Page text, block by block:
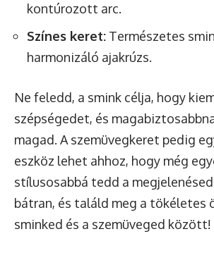
kontúrozott arc.
Színes keret: Természetes
harmonizáló ajakrúzs.
Ne feledd, a smink célja, hogy
szépségedet, és
magad. A szemüvegkeret pedig
eszköz lehet ahhoz, hogy még
stílusosabbá tedd a
bátran, és találd meg a tökéletes
sminked és a szemüveged között!